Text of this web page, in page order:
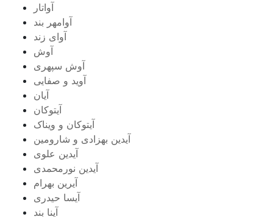
آواتار
آوامهر بند
آوای زند
آوش
آوش سپهری
آوید و صفایی
آیان
آیتوکان
آیتوکان و ویناک
آیدین بهزادی و شارومین
آیدین علوی
آیدین نورمحمدی
آیرین بهرام
آیسا حیدری
آینا بند